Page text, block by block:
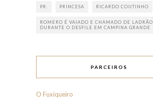
PR. PRINCESA RICARDO COUTINHO
ROMERO É VAIADO E CHAMADO DE LADRÃO
DURANTE O DESFILE EM CAMPINA GRANDE
PARCEIROS
O Fuxiqueiro